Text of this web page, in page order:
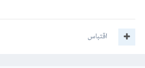
اقتباس